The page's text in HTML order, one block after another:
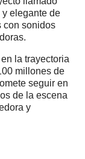
elegante de
con sonidos
la trayectoria
millones de
seguir en
de la escena
y